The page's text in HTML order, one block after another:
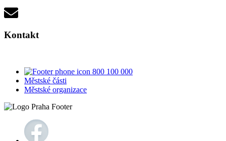
Kontakt
800 100 000
Městské části
Městské organizace